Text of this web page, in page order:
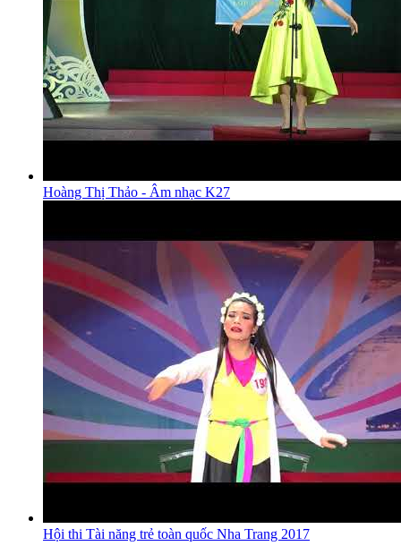
Hoàng Thị Thảo - Âm nhạc K27
Hội thi Tài năng trẻ toàn quốc Nha Trang 2017